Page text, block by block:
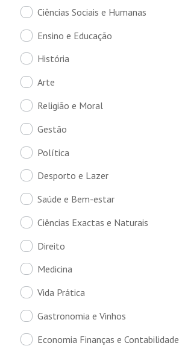
Ciências Sociais e Humanas
Ensino e Educação
História
Arte
Religião e Moral
Gestão
Política
Desporto e Lazer
Saúde e Bem-estar
Ciências Exactas e Naturais
Direito
Medicina
Vida Prática
Gastronomia e Vinhos
Economia Finanças e Contabilidade